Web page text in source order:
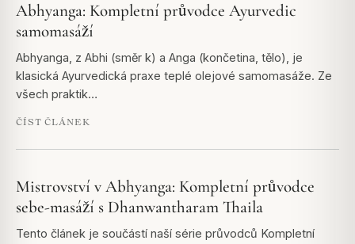
Abhyanga: Kompletní průvodce Ayurvedic
samomasáží
Abhyanga, z Abhi (směr k) a Anga (končetina, tělo), je
klasická Ayurvedická praxe teplé olejové samomasáže. Ze
všech praktik…
ČÍST ČLÁNEK
Mistrovství v Abhyanga: Kompletní průvodce
sebe-masáží s Dhanwantharam Thaila
Tento článek je součástí naší série průvodců Kompletní